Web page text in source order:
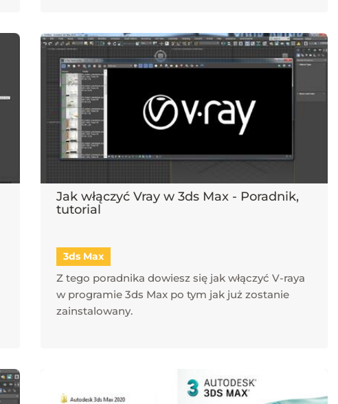
Jak włączyć Vray w 3ds Max - Poradnik,
tutorial
3ds Max
Z tego poradnika dowiesz się jak włączyć V-raya
w programie 3ds Max po tym jak już zostanie
zainstalowany.